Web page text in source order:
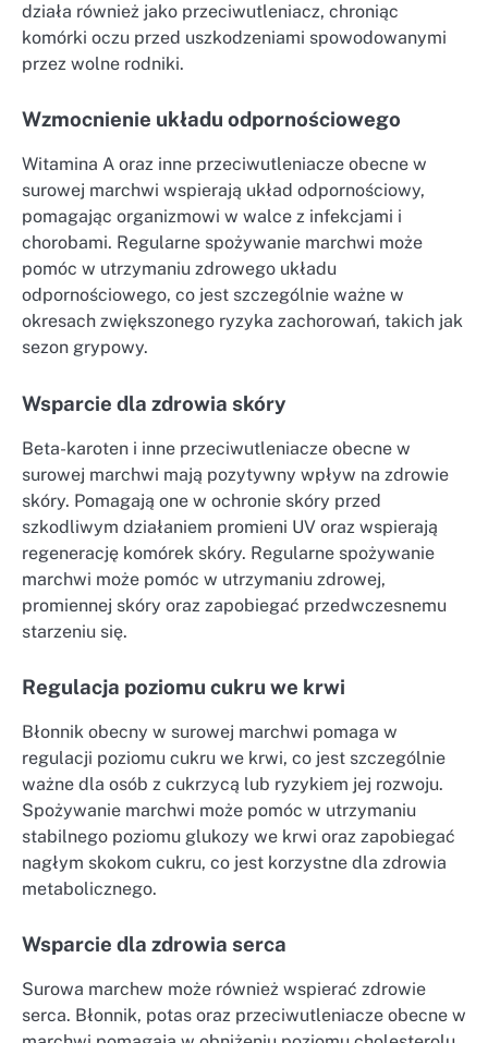
działa również jako przeciwutleniacz, chroniąc
komórki oczu przed uszkodzeniami spowodowanymi
przez wolne rodniki.
Wzmocnienie układu odpornościowego
Witamina A oraz inne przeciwutleniacze obecne w
surowej marchwi wspierają układ odpornościowy,
pomagając organizmowi w walce z infekcjami i
chorobami. Regularne spożywanie marchwi może
pomóc w utrzymaniu zdrowego układu
odpornościowego, co jest szczególnie ważne w
okresach zwiększonego ryzyka zachorowań, takich jak
sezon grypowy.
Wsparcie dla zdrowia skóry
Beta-karoten i inne przeciwutleniacze obecne w
surowej marchwi mają pozytywny wpływ na zdrowie
skóry. Pomagają one w ochronie skóry przed
szkodliwym działaniem promieni UV oraz wspierają
regenerację komórek skóry. Regularne spożywanie
marchwi może pomóc w utrzymaniu zdrowej,
promiennej skóry oraz zapobiegać przedwczesnemu
starzeniu się.
Regulacja poziomu cukru we krwi
Błonnik obecny w surowej marchwi pomaga w
regulacji poziomu cukru we krwi, co jest szczególnie
ważne dla osób z cukrzycą lub ryzykiem jej rozwoju.
Spożywanie marchwi może pomóc w utrzymaniu
stabilnego poziomu glukozy we krwi oraz zapobiegać
nagłym skokom cukru, co jest korzystne dla zdrowia
metabolicznego.
Wsparcie dla zdrowia serca
Surowa marchew może również wspierać zdrowie
serca. Błonnik, potas oraz przeciwutleniacze obecne w